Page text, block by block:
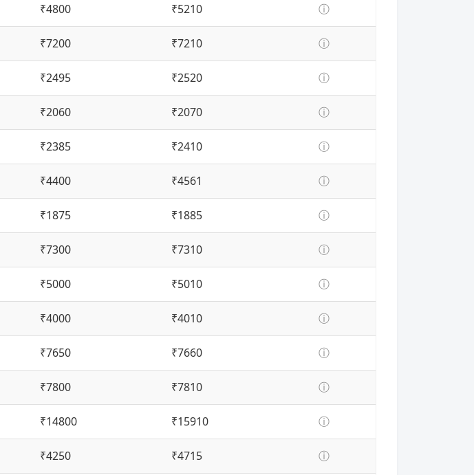
₹4800 ₹5210 ⓘ
₹7200 ₹7210 ⓘ
₹2495 ₹2520 ⓘ
₹2060 ₹2070 ⓘ
₹2385 ₹2410 ⓘ
₹4400 ₹4561 ⓘ
₹1875 ₹1885 ⓘ
₹7300 ₹7310 ⓘ
₹5000 ₹5010 ⓘ
₹4000 ₹4010 ⓘ
₹7650 ₹7660 ⓘ
₹7800 ₹7810 ⓘ
₹14800 ₹15910 ⓘ
₹4250 ₹4715 ⓘ